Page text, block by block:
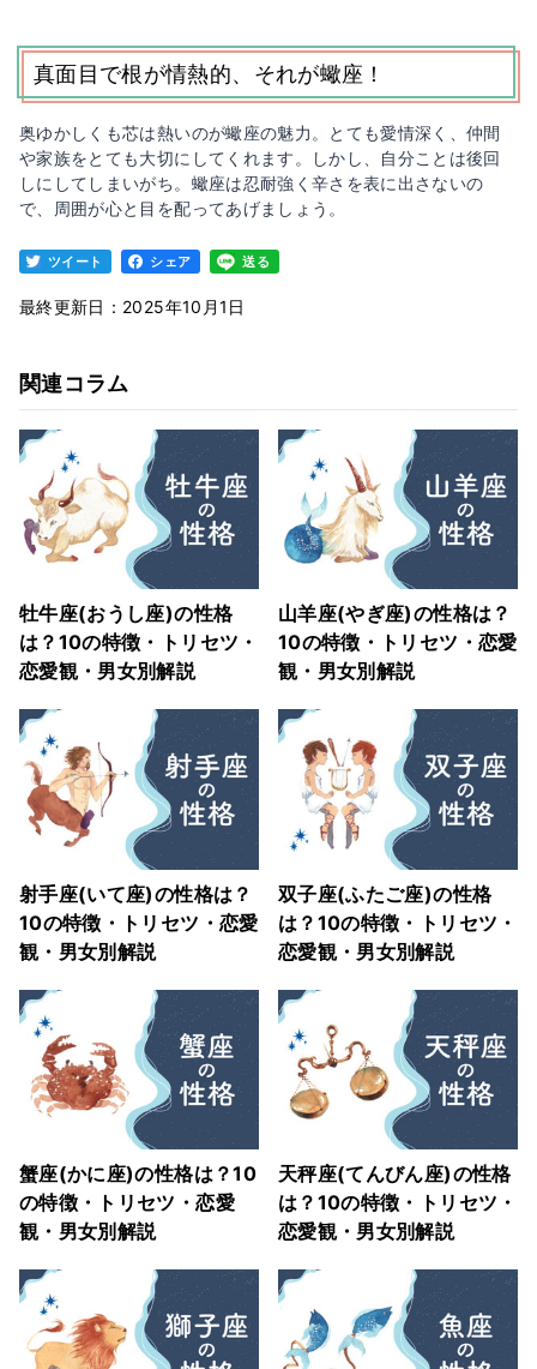
真面目で根が情熱的、それが蠍座！
奥ゆかしくも芯は熱いのが蠍座の魅力。とても愛情深く、仲間
や家族をとても大切にしてくれます。しかし、自分ことは後回
しにしてしまいがち。蠍座は忍耐強く辛さを表に出さないの
で、周囲が心と目を配ってあげましょう。
ツイート シェア 送る
最終更新日：2025年10月1日
関連コラム
牡牛座(おうし座)の性格
は？10の特徴・トリセツ・
恋愛観・男女別解説
山羊座(やぎ座)の性格は？
10の特徴・トリセツ・恋愛
観・男女別解説
射手座(いて座)の性格は？
10の特徴・トリセツ・恋愛
観・男女別解説
双子座(ふたご座)の性格
は？10の特徴・トリセツ・
恋愛観・男女別解説
蟹座(かに座)の性格は？10
の特徴・トリセツ・恋愛
観・男女別解説
天秤座(てんびん座)の性格
は？10の特徴・トリセツ・
恋愛観・男女別解説